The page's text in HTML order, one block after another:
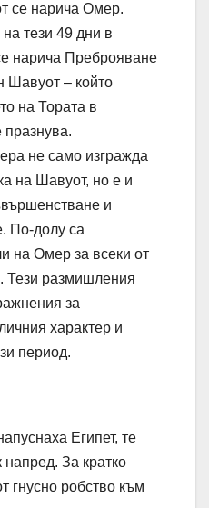
се нарича Омер.
тези 49 дни в
нарича Преброяване
Шавуот – който
на Тората в
не само изгражда
на Шавуот, но е и
и
По-долу са
на Омер за всеки от
Тези размишления
за
характер и
период.
Египет, те
За кратко
гнусно робство към